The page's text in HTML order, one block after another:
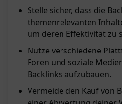
Stelle sicher, dass die
themenrelevanten
um deren Effektivität zu
Nutze verschiedene
Foren und soziale
Backlinks aufzubauen.
Vermeide den Kauf von